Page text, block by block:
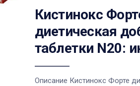
Кистинокс
диетическая
таблетки N20:
Описание Кистинокс Форте